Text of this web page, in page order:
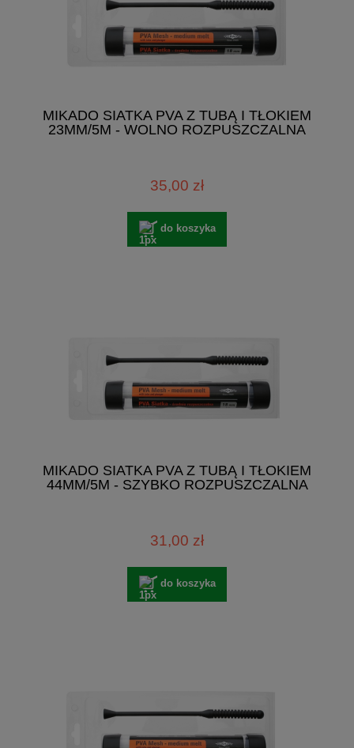
MIKADO SIATKA PVA Z TUBĄ I TŁOKIEM
23MM/5M - WOLNO ROZPUSZCZALNA
35,00 zł
do koszyka
MIKADO SIATKA PVA Z TUBĄ I TŁOKIEM
44MM/5M - SZYBKO ROZPUSZCZALNA
31,00 zł
do koszyka